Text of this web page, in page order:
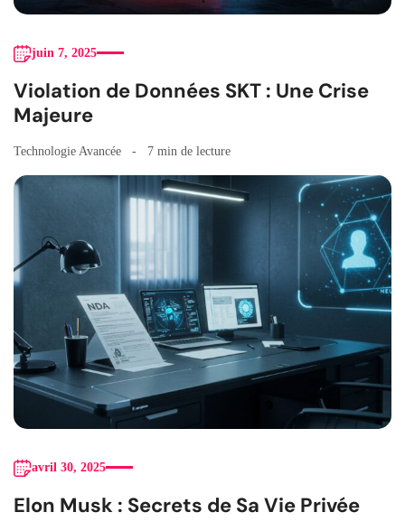
juin 7, 2025
Violation de Données SKT : Une Crise
Majeure
Technologie Avancée 7 min de lecture
avril 30, 2025
Elon Musk : Secrets de Sa Vie Privée